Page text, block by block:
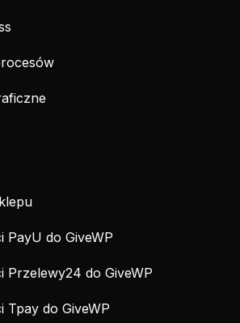
PayU do GiveWP
Przelewy24 do GiveWP
Tpay do GiveWP